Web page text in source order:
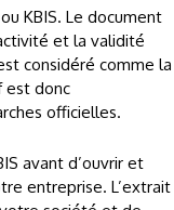
KBIS. Le document
et la validité
considéré comme la
est donc
officielles.
avant d’ouvrir et
entreprise. L’extrait